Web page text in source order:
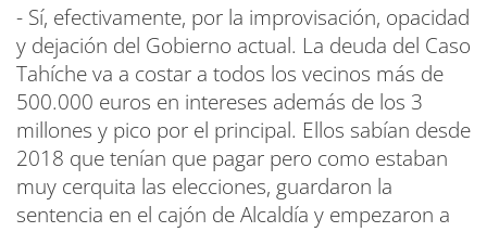
- Sí, efectivamente, por la improvisación, opacidad
y dejación del Gobierno actual. La deuda del Caso
Tahíche va a costar a todos los vecinos más de
500.000 euros en intereses además de los 3
millones y pico por el principal. Ellos sabían desde
2018 que tenían que pagar pero como estaban
muy cerquita las elecciones, guardaron la
sentencia en el cajón de Alcaldía y empezaron a